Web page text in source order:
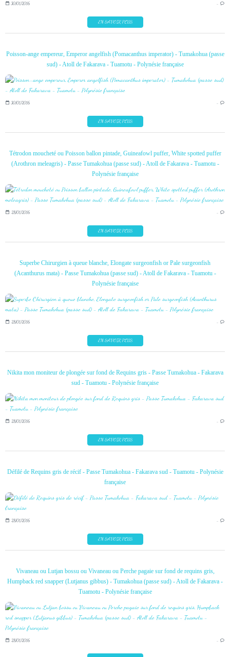
30/01/2016 …
EN SAVOIR PLUS
Poisson-ange empereur, Emperor angelfish (Pomacanthus imperator) - Tumakohua (passe
sud) - Atoll de Fakarava - Tuamotu - Polynésie française
30/01/2016 …
EN SAVOIR PLUS
Tétrodon moucheté ou Poisson ballon pintade, Guineafowl puffer, White spotted puffer
(Arothron meleagris) - Passe Tumakohua (passe sud) - Atoll de Fakarava - Tuamotu -
Polynésie française
28/01/2016 …
EN SAVOIR PLUS
Superbe Chirurgien à queue blanche, Elongate surgeonfish or Pale surgeonfish
(Acanthurus mata) - Passe Tumakohua (passe sud) - Atoll de Fakarava - Tuamotu -
Polynésie française
28/01/2016 …
EN SAVOIR PLUS
Nikita mon moniteur de plongée sur fond de Requins gris - Passe Tumakohua - Fakarava
sud - Tuamotu - Polynésie française
28/01/2016 …
EN SAVOIR PLUS
Défilé de Requins gris de récif - Passe Tumakohua - Fakarava sud - Tuamotu - Polynésie
française
28/01/2016 …
EN SAVOIR PLUS
Vivaneau ou Lutjan bossu ou Vivaneau ou Perche pagaie sur fond de requins gris,
Humpback red snapper (Lutjanus gibbus) - Tumakohua (passe sud) - Atoll de Fakarava -
Tuamotu - Polynésie française
28/01/2016 …